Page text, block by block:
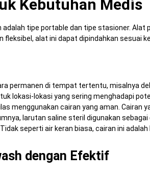
Kebutuhan Medis
tipe portable dan tipe stasioner. Alat
fleksibel, alat ini dapat dipindahkan sesuai
permanen di tempat tertentu, misalnya
lokasi-lokasi yang sering menghadapi
menggunakan cairan yang aman. Cairan
larutan saline steril digunakan
Tidak seperti air keran biasa, cairan ini
dengan Efektif